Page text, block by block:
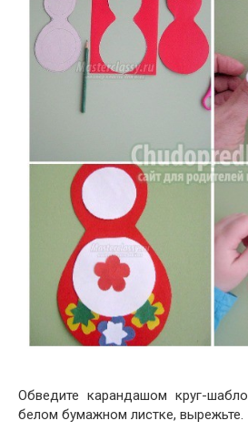
Обведите карандашом круг-
белом бумажном листке, вырежьте.